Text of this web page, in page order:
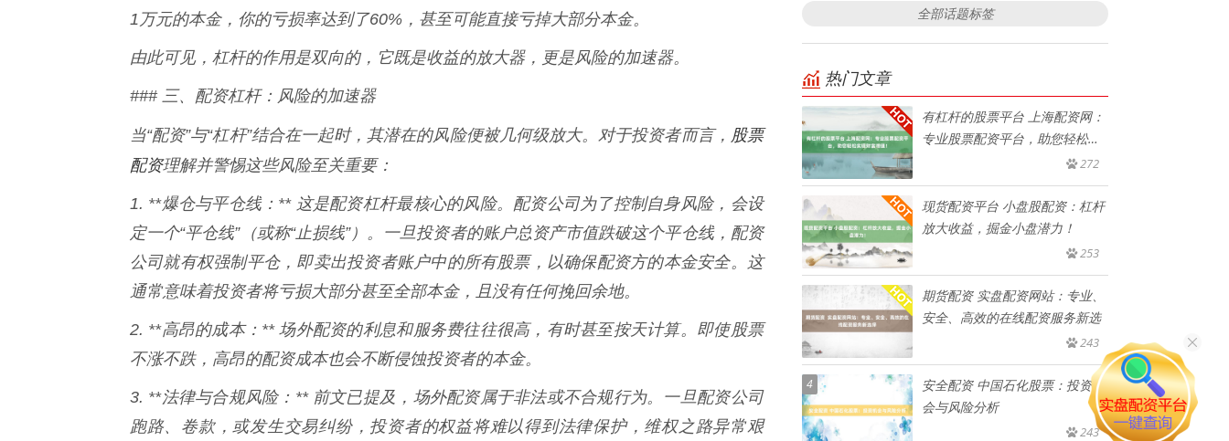
1万元的本金，你的亏损率达到了60%，甚至可能直接亏掉大部分本金。
由此可见，杠杆的作用是双向的，它既是收益的放大器，更是风险的加速器。
### 三、配资杠杆：风险的加速器
当“配资”与“杠杆”结合在一起时，其潜在的风险便被几何级放大。对于投资者而言， 股票
配资理解并警惕这些风险至关重要：
1. **爆仓与平仓线：** 这是配资杠杆最核心的风险。配资公司为了控制自身风险，会设
定一个“平仓线”（或称“止损线”）。一旦投资者的账户总资产市值跌破这个平仓线，配资
公司就有权强制平仓，即卖出投资者账户中的所有股票，以确保配资方的本金安全。这
通常意味着投资者将亏损大部分甚至全部本金，且没有任何挽回余地。
2. **高昂的成本：** 场外配资的利息和服务费往往很高，有时甚至按天计算。即使股票
不涨不跌，高昂的配资成本也会不断侵蚀投资者的本金。
3. **法律与合规风险：** 前文已提及，场外配资属于非法或不合规行为。一旦配资公司
跑路、卷款，或发生交易纠纷，投资者的权益将难以得到法律保护，维权之路异常艰
全部话题标签
热门文章
有杠杆的股票平台 上海配资网：
专业股票配资平台，助您轻松实
272
现货配资平台 小盘股配资：杠杆
放大收益，掘金小盘潜力！
253
期货配资 实盘配资网站：专业、
安全、高效的在线配资服务新选
243
4
安全配资 中国石化股票：投资机
会与风险分析
243